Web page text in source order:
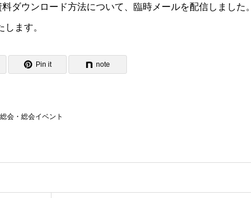
ダウンロード方法について、臨時メールを配信しました。
ます。
Pin it note
総会・総会イベント